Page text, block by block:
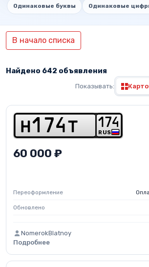
Одинаковые буквы Одинаковые
В начало списка
Найдено 642 объявления
Показывать:
h 1 7 4 t RUS
1 74
60 000 ₽
Переоформление
Обновлено
NomerokBlatnoy
Подробнее